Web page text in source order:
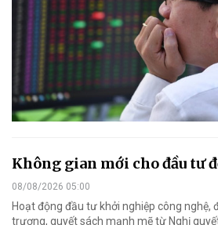
Không gian mới cho đầu tư
08/08/2026 05:00
Hoạt động đầu tư khởi nghiệp công nghệ,
trương, quyết sách mạnh mẽ từ Nghị